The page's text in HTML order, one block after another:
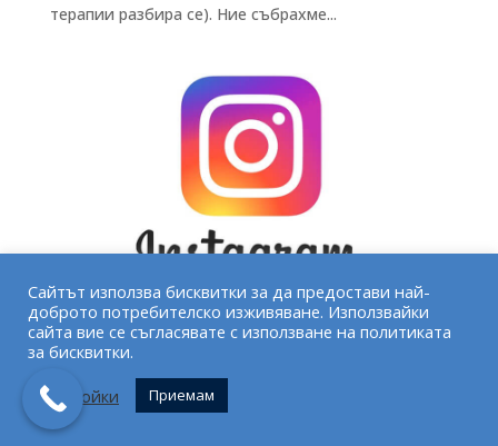
терапии разбира се). Ние събрахме...
Многоликият Instagram в помощ на
вашия клуб
юни 11, 2019|Естетика и дерматология
за бизнеса
Салони и СПА
Сайтът използва бисквитки за да предостави най-
доброто потребителско изживяване. Използвайки
сайта вие се съгласявате с използване на политиката
за бисквитки.
Настройки
Приемам